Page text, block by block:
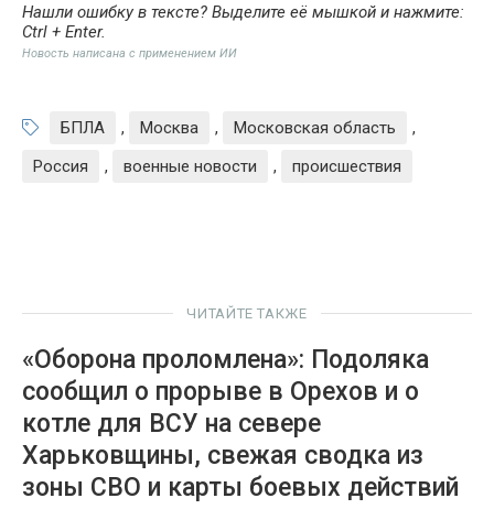
Нашли ошибку в тексте? Выделите её мышкой и нажмите:
Ctrl + Enter.
Новость написана с применением ИИ
БПЛА , Москва , Московская область
,
Россия
, военные новости , происшествия
ЧИТАЙТЕ ТАКЖЕ
«Оборона проломлена»: Подоляка
сообщил о прорыве в Орехов и о
котле для ВСУ на севере
Харьковщины, свежая сводка из
зоны СВО и карты боевых действий